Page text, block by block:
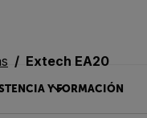
Y FORMACIÓN
Extech EA20